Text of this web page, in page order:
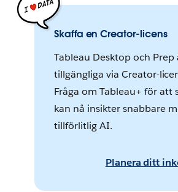
Skaffa en Creator-licens
Tableau Desktop och Prep
tillgängliga via Creator-
Fråga om Tableau+ för att
kan nå insikter snabbare
tillförlitlig AI.
Planera ditt